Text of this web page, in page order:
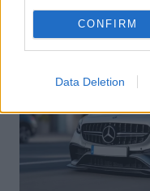
CONFIRM
Data Deletion